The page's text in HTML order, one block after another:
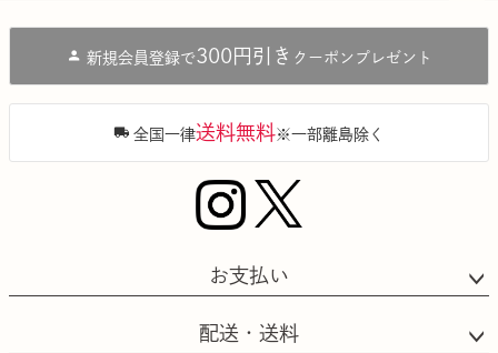
へ
新規会員登録で300円引き クーポンプレゼント
全国一律送料無料※一部離島除く
お支払い
配送・送料